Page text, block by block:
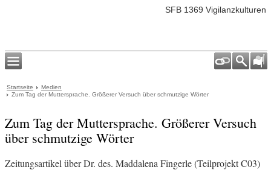
SFB 1369 Vigilanzkulturen
Startseite
Medien
Zum Tag der Muttersprache. Größerer Versuch über schmutzige Wörter
Zum Tag der Muttersprache. Größerer Versuch
über schmutzige Wörter
Zeitungsartikel über Dr. des. Maddalena Fingerle (Teilprojekt C03)